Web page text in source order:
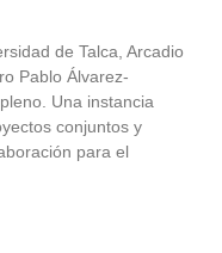
de Talca, Arcadio
Pablo Álvarez-
Una instancia
conjuntos y
para el